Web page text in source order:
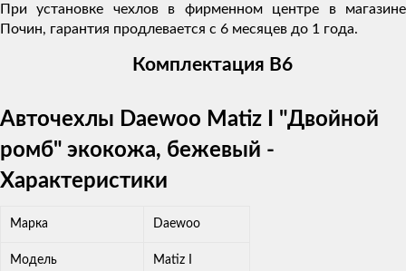
При установке чехлов в фирменном центре в магазине
Почин, гарантия продлевается с 6 месяцев до 1 года.
Комплектация В6
Авточехлы Daewoo Matiz I "Двойной
ромб" экокожа, бежевый -
Характеристики
Марка Daewoo
Модель Matiz I